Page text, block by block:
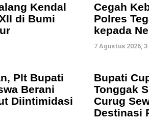
Kendal
di Bumi
Cegah
Polres
kepada
7 Agustus 2026,
Plt Bupati
Berani
Diintimidasi
Bupati
Tonggak
Curug
Destinasi